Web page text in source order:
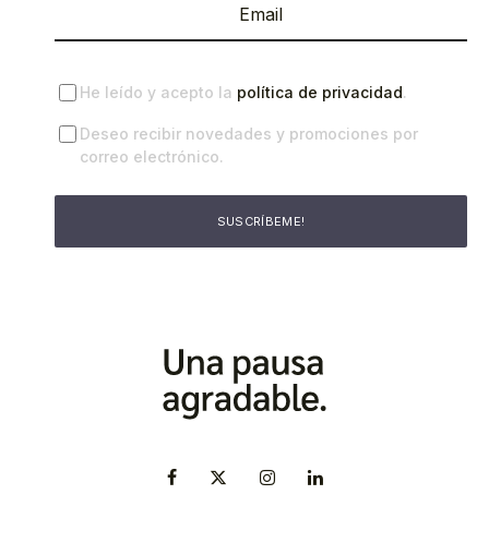
He leído y acepto la política de privacidad.
Deseo recibir novedades y promociones por
correo electrónico.